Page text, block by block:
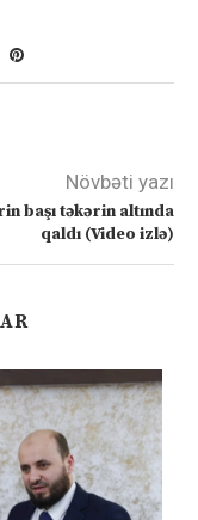
Növbəti yazı
başı təkərin altında
qaldı (Video izlə)